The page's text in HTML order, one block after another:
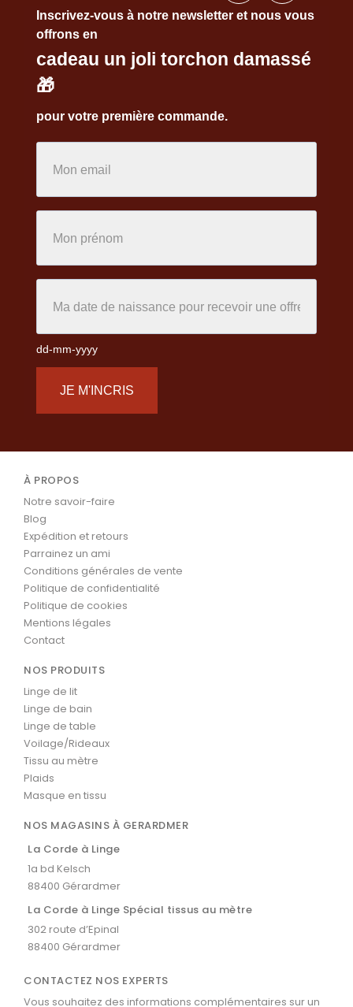
Inscrivez-vous à notre newsletter et nous vous
offrons en
cadeau un joli torchon damassé
🎁
pour votre première commande.
dd-mm-yyyy
JE M'INCRIS
À PROPOS
Notre savoir-faire
Blog
Expédition et retours
Parrainez un ami
Conditions générales de vente
Politique de confidentialité
Politique de cookies
Mentions légales
Contact
NOS PRODUITS
Linge de lit
Linge de bain
Linge de table
Voilage/Rideaux
Tissu au mètre
Plaids
Masque en tissu
NOS MAGASINS À GERARDMER
La Corde à Linge
1a bd Kelsch
88400 Gérardmer
La Corde à Linge Spécial tissus au mètre
302 route d’Epinal
88400 Gérardmer
CONTACTEZ NOS EXPERTS
Vous souhaitez des informations complémentaires sur un